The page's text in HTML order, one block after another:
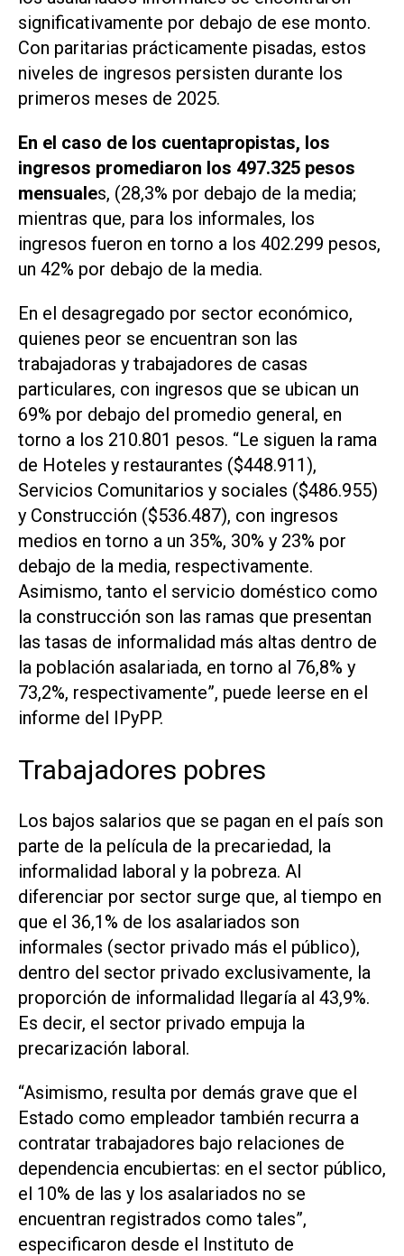
significativamente por debajo de ese monto.
Con paritarias prácticamente pisadas, estos
niveles de ingresos persisten durante los
primeros meses de 2025.
En el caso de los cuentapropistas, los
ingresos promediaron los 497.325 pesos
mensuales, (28,3% por debajo de la media;
mientras que, para los informales, los
ingresos fueron en torno a los 402.299 pesos,
un 42% por debajo de la media.
En el desagregado por sector económico,
quienes peor se encuentran son las
trabajadoras y trabajadores de casas
particulares, con ingresos que se ubican un
69% por debajo del promedio general, en
torno a los 210.801 pesos. “Le siguen la rama
de Hoteles y restaurantes ($448.911),
Servicios Comunitarios y sociales ($486.955)
y Construcción ($536.487), con ingresos
medios en torno a un 35%, 30% y 23% por
debajo de la media, respectivamente.
Asimismo, tanto el servicio doméstico como
la construcción son las ramas que presentan
las tasas de informalidad más altas dentro de
la población asalariada, en torno al 76,8% y
73,2%, respectivamente”, puede leerse en el
informe del IPyPP.
Trabajadores pobres
Los bajos salarios que se pagan en el país son
parte de la película de la precariedad, la
informalidad laboral y la pobreza. Al
diferenciar por sector surge que, al tiempo en
que el 36,1% de los asalariados son
informales (sector privado más el público),
dentro del sector privado exclusivamente, la
proporción de informalidad llegaría al 43,9%.
Es decir, el sector privado empuja la
precarización laboral.
“Asimismo, resulta por demás grave que el
Estado como empleador también recurra a
contratar trabajadores bajo relaciones de
dependencia encubiertas: en el sector público,
el 10% de las y los asalariados no se
encuentran registrados como tales”,
especificaron desde el Instituto de